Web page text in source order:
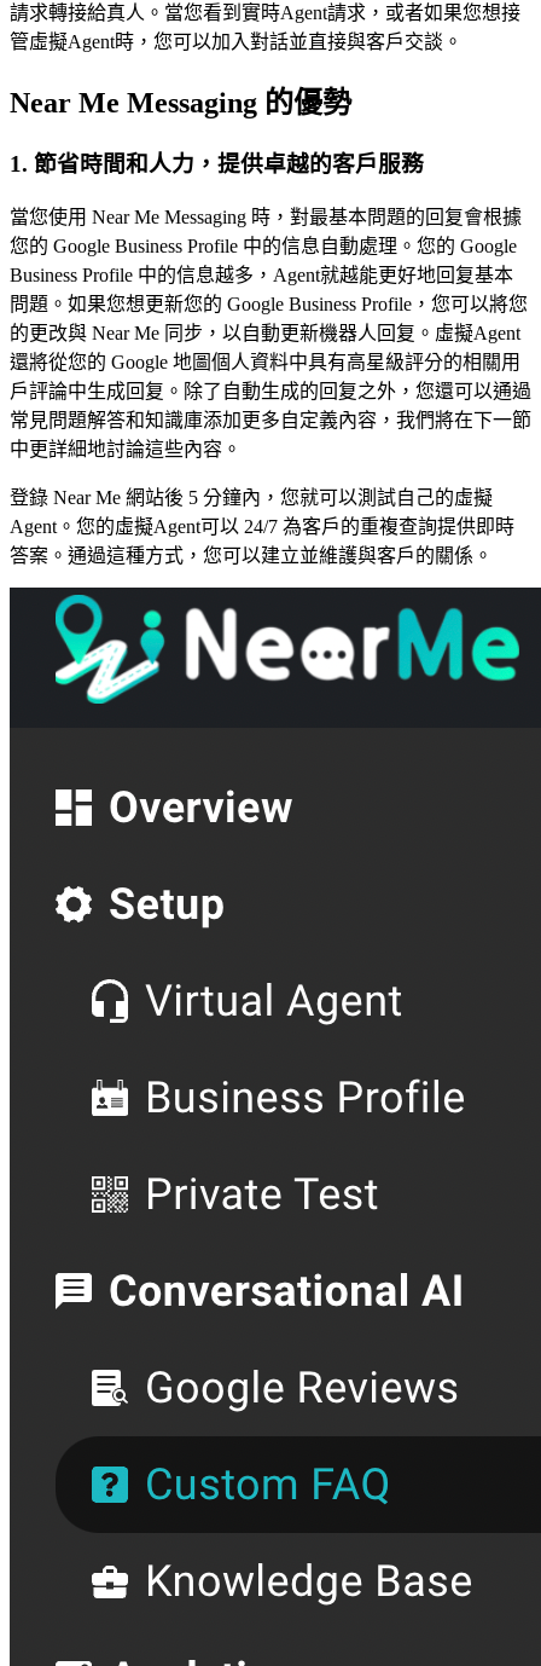
請求轉接給真人。當您看到實時Agent請求，或者如果您想接
管虛擬Agent時，您可以加入對話並直接與客戶交談。
Near Me Messaging 的優勢
1. 節省時間和人力，提供卓越的客戶服務
當您使用 Near Me Messaging 時，對最基本問題的回复會根據
您的 Google Business Profile 中的信息自動處理。您的 Google
Business Profile 中的信息越多，Agent就越能更好地回复基本
問題。如果您想更新您的 Google Business Profile，您可以將您
的更改與 Near Me 同步，以自動更新機器人回复。虛擬Agent
還將從您的 Google 地圖個人資料中具有高星級評分的相關用
戶評論中生成回复。除了自動生成的回复之外，您還可以通過
常見問題解答和知識庫添加更多自定義內容，我們將在下一節
中更詳細地討論這些內容。
登錄 Near Me 網站後 5 分鐘內，您就可以測試自己的虛擬
Agent。您的虛擬Agent可以 24/7 為客戶的重複查詢提供即時
答案。通過這種方式，您可以建立並維護與客戶的關係。